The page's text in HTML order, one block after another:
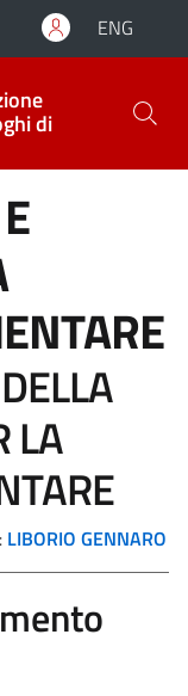
ENG
di
LA
LIBORIO GENNARO